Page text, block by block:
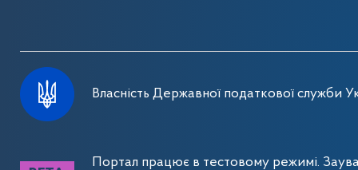
Власність Державної податкової служби
Портал працює в тестовому режимі.